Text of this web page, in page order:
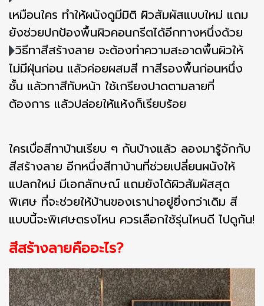
เหมือนใคร ทำให้ผนังดูมีมิติ ผิวสัมผัสแบบใหม่ แถม
ยังช่วยปกป้องพื้นผิวคอนกรีตได้อีกทางหนึ่งด้วย
วิธีทาสีสร้างลาย จะต้องทำความสะอาดพื้นผิวให้
ไม่มีฝุ่นก่อน แล้วค่อยผสมสี ทาสีรองพื้นก่อนหนึ่ง
ชั้น แล้วทาสีทับหน้า ใช้เกรียงปาดตามลายที่
ต้องการ แล้วปล่อยให้แห้งก็เรียบร้อย
ใครเบื่อสีทาบ้านเรียบ ๆ กันบ้างแล้ว ลองมารู้จักกับ
สีสร้างลาย อีกหนึ่งสีทาบ้านที่ช่วยเปลี่ยนผนังให้
แปลกใหม่ มีเอกลักษณ์ แถมยังได้ผิวสัมผัสสุด
พิเศษ ที่จะช่วยให้บ้านของเราน่าอยู่ยิ่งกว่าเดิม สี
แบบนี้จะพิเศษตรงไหน ควรเลือกใช้รุ่นไหนดี ไปดูกัน!
สีสร้างลายคืออะไร?